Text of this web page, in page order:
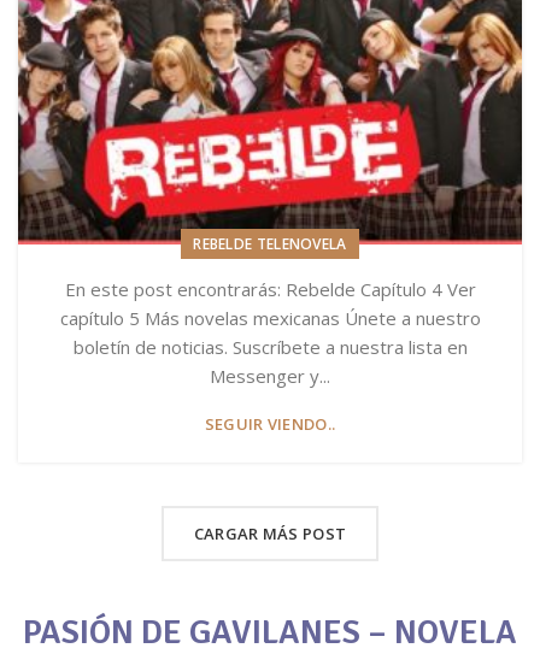
REBELDE TELENOVELA
En este post encontrarás: Rebelde Capítulo 4 Ver
capítulo 5 Más novelas mexicanas Únete a nuestro
boletín de noticias. Suscríbete a nuestra lista en
Messenger y...
SEGUIR VIENDO..
CARGAR MÁS POST
PASIÓN DE GAVILANES – NOVELA